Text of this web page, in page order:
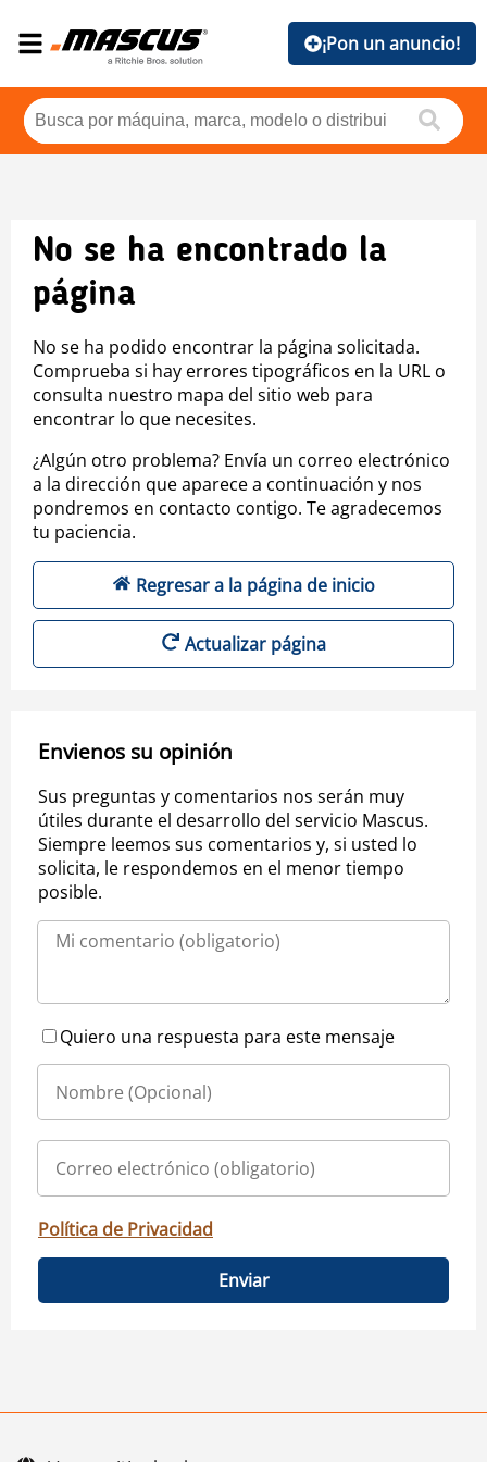
¡Pon un anuncio!
No se ha encontrado la
página
No se ha podido encontrar la página solicitada.
Comprueba si hay errores tipográficos en la URL o
consulta nuestro mapa del sitio web para
encontrar lo que necesites.
¿Algún otro problema? Envía un correo electrónico
a la dirección que aparece a continuación y nos
pondremos en contacto contigo. Te agradecemos
tu paciencia.
Regresar a la página de inicio
Actualizar página
Envienos su opinión
Sus preguntas y comentarios nos serán muy
útiles durante el desarrollo del servicio Mascus.
Siempre leemos sus comentarios y, si usted lo
solicita, le respondemos en el menor tiempo
posible.
Quiero una respuesta para este mensaje
Política de Privacidad
Enviar